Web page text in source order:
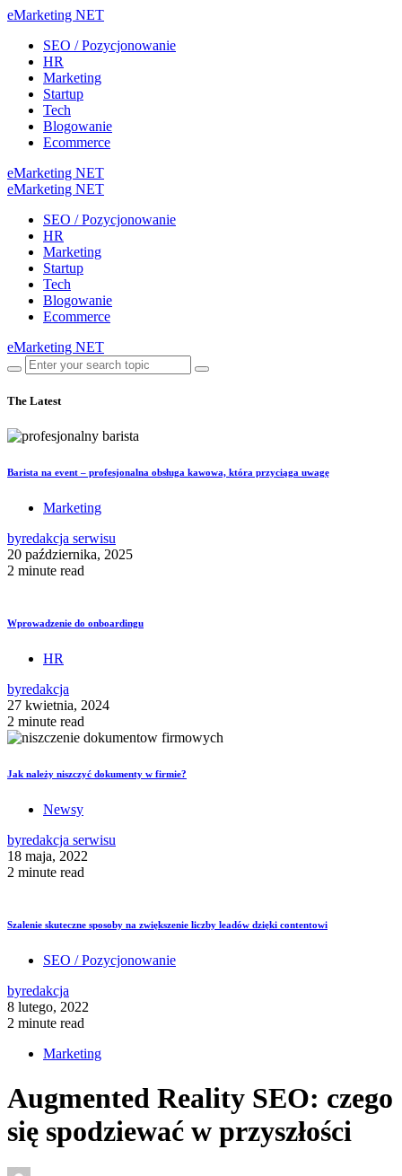
eMarketing NET
SEO / Pozycjonowanie
HR
Marketing
Startup
Tech
Blogowanie
Ecommerce
eMarketing NET
eMarketing NET
SEO / Pozycjonowanie
HR
Marketing
Startup
Tech
Blogowanie
Ecommerce
eMarketing NET
The Latest
Barista na event – profesjonalna obsługa kawowa, która przyciąga uwagę
Marketing
byredakcja serwisu
20 października, 2025
2 minute read
Wprowadzenie do onboardingu
HR
byredakcja
27 kwietnia, 2024
2 minute read
Jak należy niszczyć dokumenty w firmie?
Newsy
byredakcja serwisu
18 maja, 2022
2 minute read
Szalenie skuteczne sposoby na zwiększenie liczby leadów dzięki contentowi
SEO / Pozycjonowanie
byredakcja
8 lutego, 2022
2 minute read
Marketing
Augmented Reality SEO: czego
się spodziewać w przyszłości